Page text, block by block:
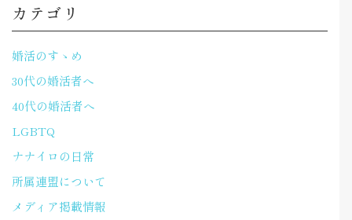
カテゴリ
婚活のすゝめ
30代の婚活者へ
40代の婚活者へ
LGBTQ
ナナイロの日常
所属連盟について
メディア掲載情報